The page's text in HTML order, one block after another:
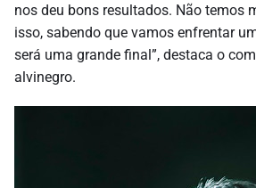
nos deu bons resultados. Não temos
isso, sabendo que vamos enfrentar
será uma grande final”, destaca o
alvinegro.